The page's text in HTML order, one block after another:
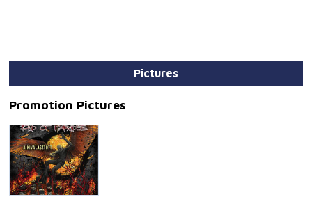
Pictures
Promotion Pictures